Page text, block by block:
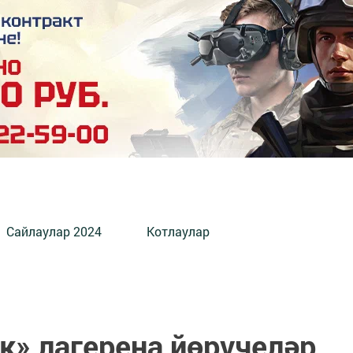
Сайлаулар 2024 Котлаулар
лагерена йөрүчеләр